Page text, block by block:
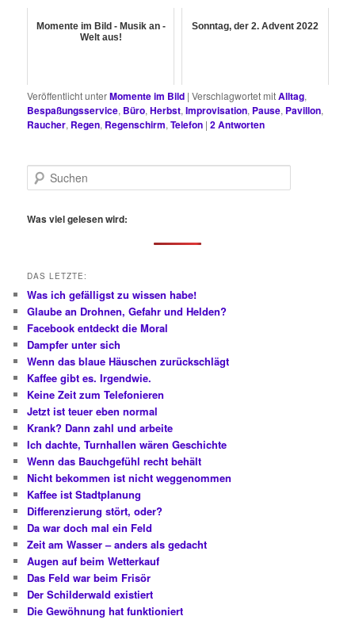
Momente im Bild - Musik an -
Welt aus!
Sonntag, der 2. Advent 2022
Veröffentlicht unterMomente im Bild |Verschlagwortet mitAlltag,
Bespaßungsservice, Büro,Herbst,Improvisation, Pause, Pavillon,
Raucher, Regen, Regenschirm,Telefon |2Antworten
u
h
Was viel gelesen wird:
DAS LETZTE:
Was ich gefälligst zu wissen habe!
Glaube an Drohnen, Gefahr und Helden?
Facebook entdeckt die Moral
Dampfer unter sich
Wenn das blaue Häuschen zurückschlägt
Kaffee gibt es. Irgendwie.
Keine Zeit zum Telefonieren
Jetzt ist teuer eben normal
Krank? Dann zahl und arbeite
Ich dachte, Turnhallen wären Geschichte
Wenn das Bauchgefühl recht behält
Nicht bekommen ist nicht weggenommen
Kaffee ist Stadtplanung
Differenzierung stört, oder?
Da war doch mal ein Feld
Zeit am Wasser – anders als gedacht
Augen auf beim Wetterkauf
Das Feld war beim Frisör
Der Schilderwald existiert
Die Gewöhnung hat funktioniert